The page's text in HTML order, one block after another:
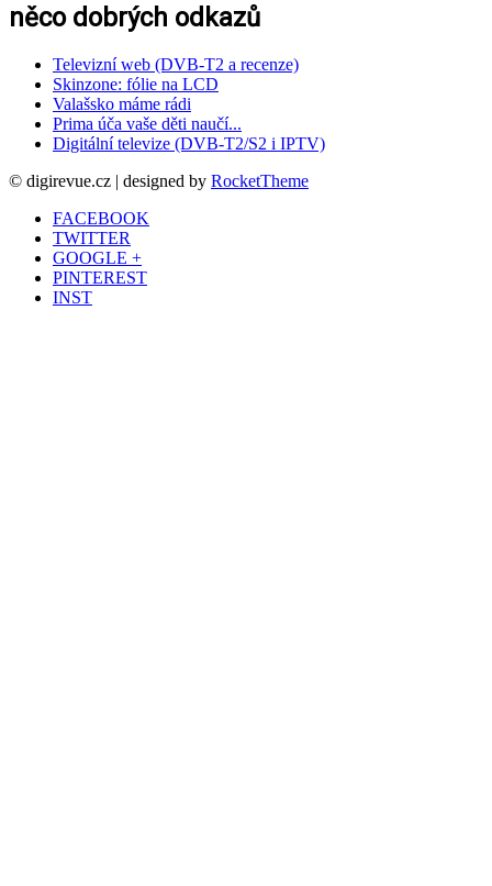
něco dobrých odkazů
Televizní web (DVB-T2 a recenze)
Skinzone: fólie na LCD
Valašsko máme rádi
Prima úča vaše děti naučí...
Digitální televize (DVB-T2/S2 i IPTV)
© digirevue.cz | designed by RocketTheme
FACEBOOK
TWITTER
GOOGLE +
PINTEREST
INST